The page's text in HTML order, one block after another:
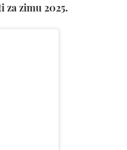
za zimu 2025.